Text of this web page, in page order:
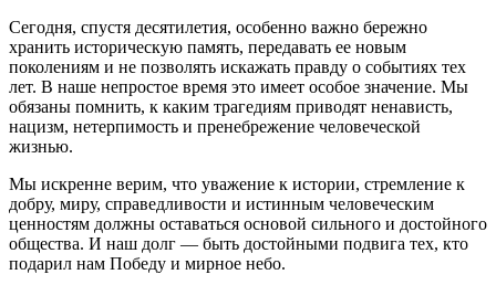
Сегодня, спустя десятилетия, особенно важно бережно
хранить историческую память, передавать ее новым
поколениям и не позволять искажать правду о событиях тех
лет. В наше непростое время это имеет особое значение. Мы
обязаны помнить, к каким трагедиям приводят ненависть,
нацизм, нетерпимость и пренебрежение человеческой
жизнью.
Мы искренне верим, что уважение к истории, стремление к
добру, миру, справедливости и истинным человеческим
ценностям должны оставаться основой сильного и достойного
общества. И наш долг — быть достойными подвига тех, кто
подарил нам Победу и мирное небо.